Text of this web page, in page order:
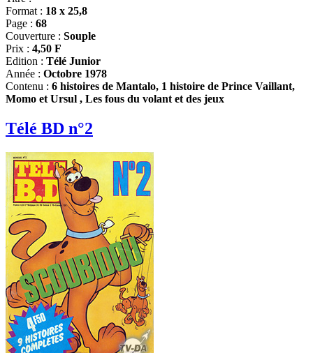
Format : 18 x 25,8
Page : 68
Couverture : Souple
Prix : 4,50 F
Edition : Télé Junior
Année : Octobre 1978
Contenu : 6 histoires de Mantalo, 1 histoire de Prince Vaillant,
Momo et Ursul , Les fous du volant et des jeux
Télé BD n°2